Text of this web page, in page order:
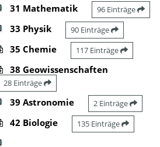
31 Mathematik 96 Einträge
33 Physik 90 Einträge
35 Chemie 117 Einträge
38 Geowissenschaften
28 Einträge
39 Astronomie 2 Einträge
42 Biologie 135 Einträge